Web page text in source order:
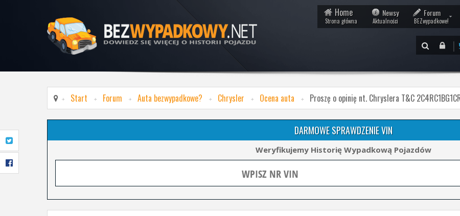
Home
Strona główna
Newsy
Aktualności
Forum
BEZwypadkowe!
|
Start Forum Auta bezwypadkowe? Chrysler Ocena auta Proszę o opinię nt. Chryslera T&C
DARMOWE SPRAWDZENIE VIN
Weryfikujemy Historię Wypadkową Pojazdów